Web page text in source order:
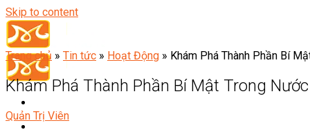
Skip to content
Trang chủ » Tin tức » Hoạt Động » Khám Phá Thành Phần Bí
Khám Phá Thành Phần Bí Mật Trong
Quản Trị Viên